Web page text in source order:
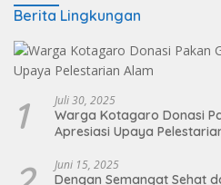
Berita Lingkungan
1 Juli 30, 2025
Warga Kotagaro Donasi
Apresiasi Upaya
Juni 15, 2025
Dengan Semangat Sehat